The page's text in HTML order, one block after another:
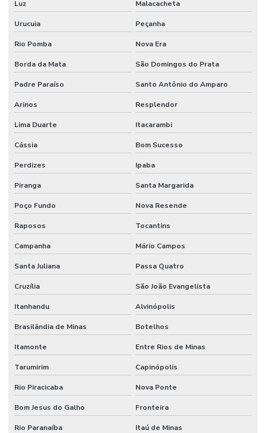
Luz Malacacheta
Urucuia Peçanha
Rio Pomba Nova Era
Borda da Mata São Domingos do Prata
Padre Paraíso Santo Antônio do Amparo
Arinos Resplendor
Lima Duarte Itacarambi
Cássia Bom Sucesso
Perdizes Ipaba
Piranga Santa Margarida
Poço Fundo Nova Resende
Raposos Tocantins
Campanha Mário Campos
Santa Juliana Passa Quatro
Cruzília São João Evangelista
Itanhandu Alvinópolis
Brasilândia de Minas Botelhos
Itamonte Entre Rios de Minas
Tarumirim Capinópolis
Rio Piracicaba Nova Ponte
Bom Jesus do Galho Fronteira
Rio Paranaíba Itaú de Minas